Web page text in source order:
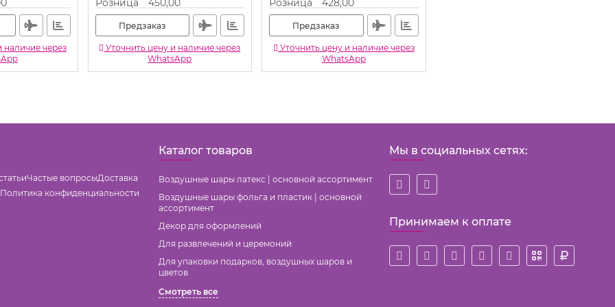
наличие через
Розница 450,00
Предзаказ
Уточнить цену и наличие через
WhatsApp
Розница 428,00
Предзаказ
Уточнить цену и наличие через
WhatsApp
Частые вопросыДоставка
Политика конфиденциальности
Каталог товаров
Воздушные шары латекс | основной ассортимент
Воздушные шары фольга и пластик | основной
ассортимент
Декор для оформлений
Для развлечений и церемоний
Для упаковки подарков, воздушных шаров и
цветов
Смотреть все
Мы в социальных сетях:
Принимаем к оплате